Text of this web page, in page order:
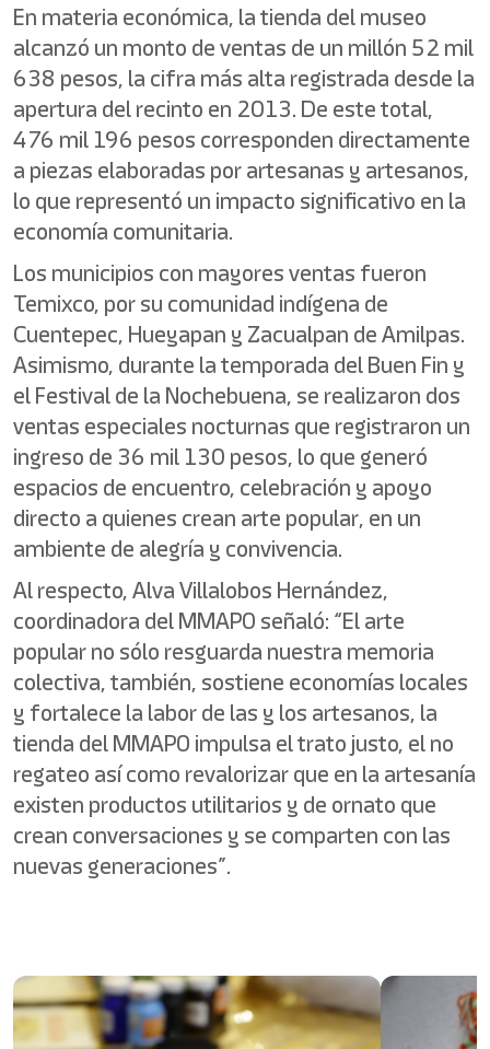
En materia económica, la tienda del museo
alcanzó un monto de ventas de un millón 52 mil
638 pesos, la cifra más alta registrada desde la
apertura del recinto en 2013. De este total,
476 mil 196 pesos corresponden directamente
a piezas elaboradas por artesanas y artesanos,
lo que representó un impacto significativo en la
economía comunitaria.
Los municipios con mayores ventas fueron
Temixco, por su comunidad indígena de
Cuentepec, Hueyapan y Zacualpan de Amilpas.
Asimismo, durante la temporada del Buen Fin y
el Festival de la Nochebuena, se realizaron dos
ventas especiales nocturnas que registraron un
ingreso de 36 mil 130 pesos, lo que generó
espacios de encuentro, celebración y apoyo
directo a quienes crean arte popular, en un
ambiente de alegría y convivencia.
Al respecto, Alva Villalobos Hernández,
coordinadora del MMAPO señaló: “El arte
popular no sólo resguarda nuestra memoria
colectiva, también, sostiene economías locales
y fortalece la labor de las y los artesanos, la
tienda del MMAPO impulsa el trato justo, el no
regateo así como revalorizar que en la artesanía
existen productos utilitarios y de ornato que
crean conversaciones y se comparten con las
nuevas generaciones”.